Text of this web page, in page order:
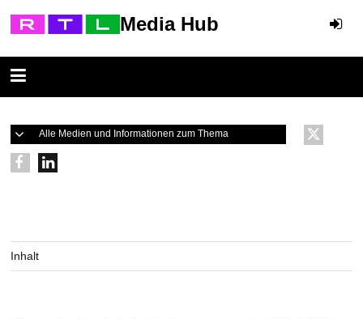
Media Hub
Alle Medien und Informationen zum Thema
Inhalt